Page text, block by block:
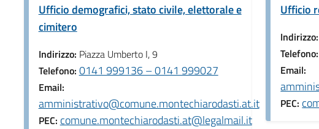
Ufficio demografici, stato civile, elettorale e
cimitero
Indirizzo: Piazza Umberto I, 9
Telefono: 0141 999136 – 0141 999027
Email:
amministrativo@comune.montechiarodasti.at.it
PEC: comune.montechiarodasti.at@legalmail.it
Ufficio
Indirizzo:
Email:
PEC: